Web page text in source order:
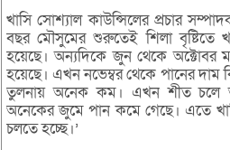
খাসি সোশ্যাল কাউন্সিলের প্রচার
বছর মৌসুমের শুরুতেই শিলা বৃষ্টিতে
হয়েছে। অন্যদিকে জুন থেকে অক্টোবর
হয়েছে। এখন নভেম্বর থেকে পানের দাম
তুলনায় অনেক কম। এখন শীত চলে
অনেকের জুমে পান কমে গেছে। এতে
চলতে হচ্ছে।’